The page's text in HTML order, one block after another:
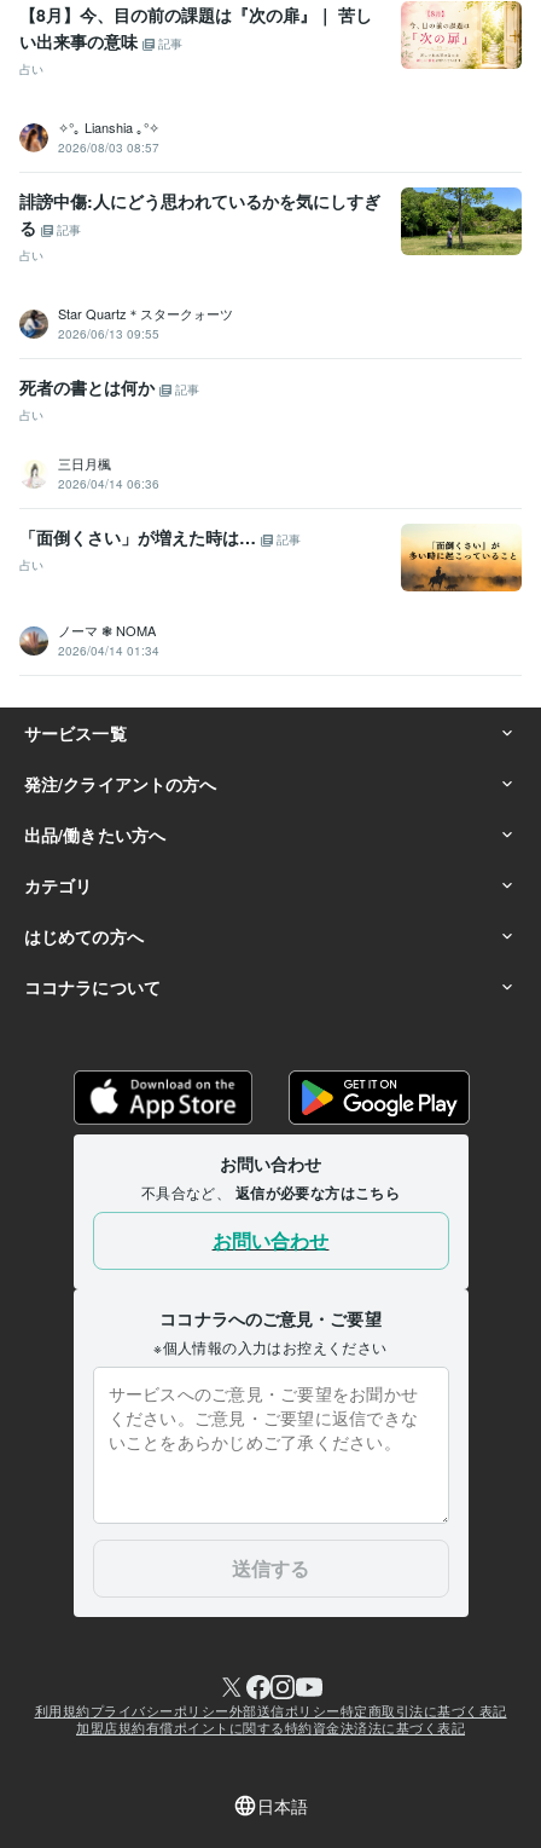
【8月】今、目の前の課題は『次の扉』｜ 苦し
い出来事の意味
記事
占い
✧°｡ Lianshia ｡°✧
2026/08/03 08:57
誹謗中傷:人にどう思われているかを気にしすぎ
る
記事
占い
Star Quartz＊スタークォーツ
2026/06/13 09:55
死者の書とは何か
記事
占い
三日月楓
2026/04/14 06:36
「面倒くさい」が増えた時は…
記事
占い
ノーマ ❃ NOMA
2026/04/14 01:34